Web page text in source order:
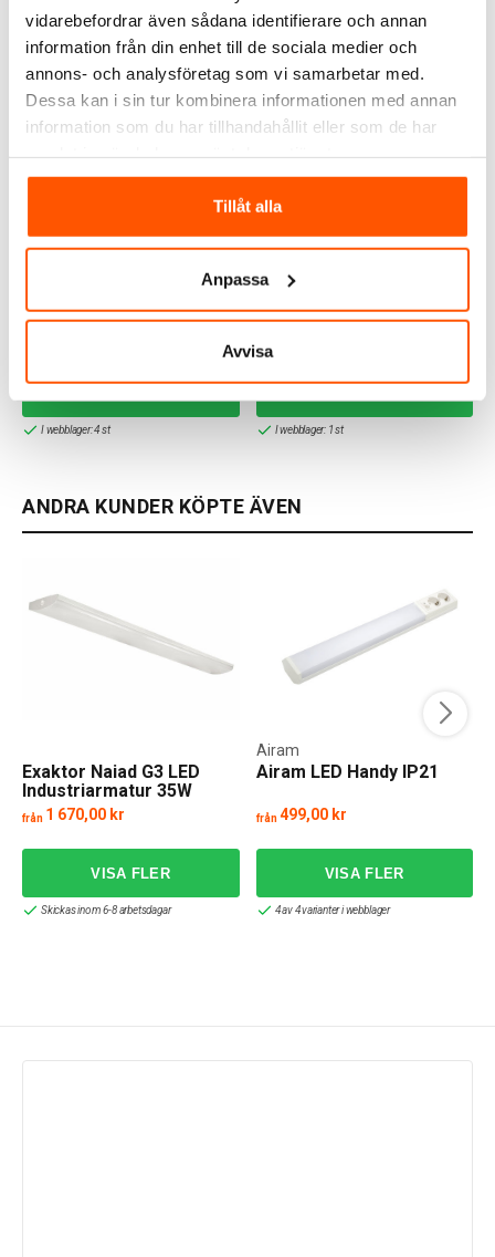
vidarebefordrar även sådana identifierare och annan
information från din enhet till de sociala medier och
annons- och analysföretag som vi samarbetar med.
Dessa kan i sin tur kombinera informationen med annan
information som du har tillhandahållit eller som de har
Tillåt alla
Anpassa
Avvisa
ALTERNATIVA PRODUKTER
Namron Plafond Moon
LED Dimbar
I webblager: 4 st
Namron Plafond Mira 294
LED 15W IP54 Dim
Namron
I webblager: 1 st
ANDRA KUNDER KÖPTE ÄVEN
Exaktor Naiad G3 LED
Industriarmatur 35W
från 1 670,00 kr
Skickas inom 6-8 arbetsdagar
Airam LED Handy IP21
Airam
från 499,00 kr
4 av 4 varianter i webblager